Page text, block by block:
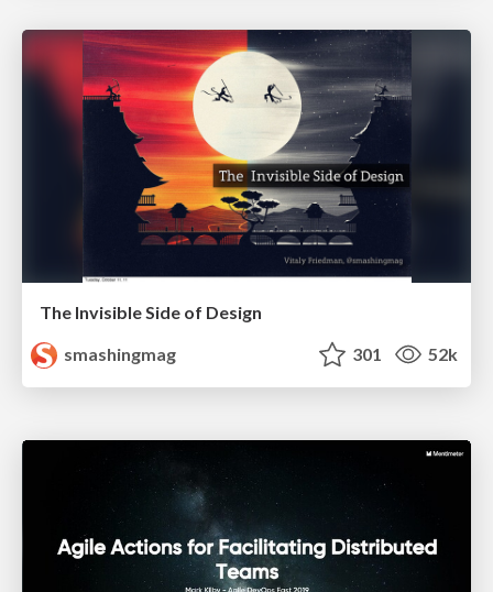
The Invisible Side of Design
smashingmag
301 52k